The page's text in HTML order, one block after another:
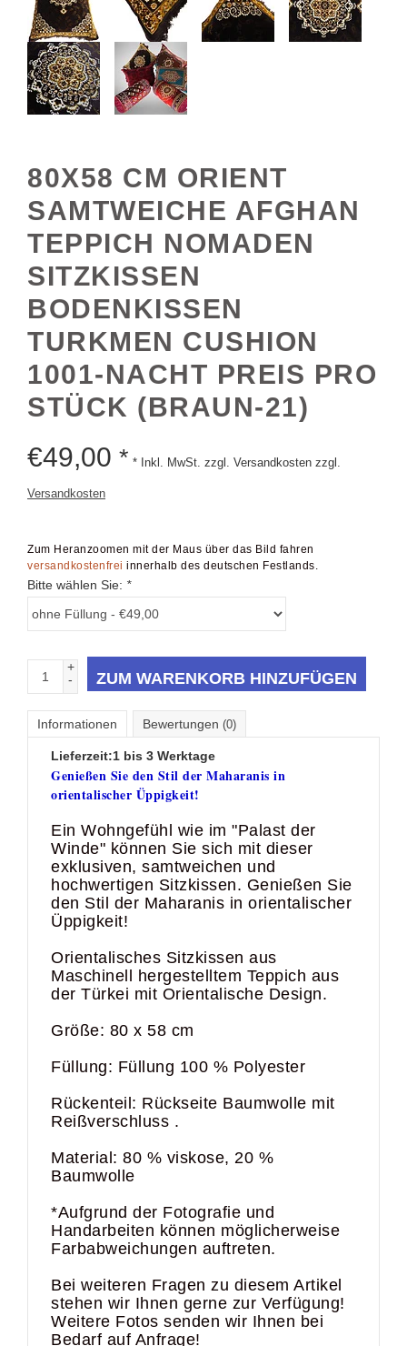
80X58 CM ORIENT
SAMTWEICHE AFGHAN
TEPPICH NOMADEN
SITZKISSEN
BODENKISSEN
TURKMEN CUSHION
1001-NACHT PREIS PRO
STÜCK (BRAUN-21)
€49,00 * * Inkl. MwSt. zzgl. Versandkosten zzgl.
Versandkosten
Zum Heranzoomen mit der Maus über das Bild fahren
versandkostenfrei innerhalb des deutschen Festlands.
Bitte wählen Sie: *
+
-
ZUM WARENKORB HINZUFÜGEN
Informationen Bewertungen (0)
Lieferzeit:1 bis 3 Werktage
Genießen Sie den Stil der Maharanis in
orientalischer Üppigkeit!
Ein Wohngefühl wie im "Palast der
Winde" können Sie sich mit dieser
exklusiven, samtweichen und
hochwertigen Sitzkissen. Genießen Sie
den Stil der Maharanis in orientalischer
Üppigkeit!
Orientalisches Sitzkissen aus
Maschinell hergestelltem Teppich aus
der Türkei mit Orientalische Design.
Größe: 80 x 58 cm
Füllung: Füllung 100 % Polyester
Rückenteil: Rückseite Baumwolle mit
Reißverschluss .
Material: 80 % viskose, 20 %
Baumwolle
*Aufgrund der Fotografie und
Handarbeiten können möglicherweise
Farbabweichungen auftreten.
Bei weiteren Fragen zu diesem Artikel
stehen wir Ihnen gerne zur Verfügung!
Weitere Fotos senden wir Ihnen bei
Bedarf auf Anfrage!